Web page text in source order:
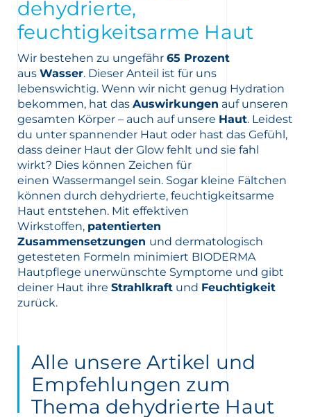
Partner Apotheke in Ihrer Nähe
dehydrierte,
feuchtigkeitsarme Haut
Wir bestehen zu ungefähr 65 Prozent
aus Wasser. Dieser Anteil ist für uns
lebenswichtig. Wenn wir nicht genug Hydration
bekommen, hat das Auswirkungen auf unseren
gesamten Körper – auch auf unsere Haut. Leidest
du unter spannender Haut oder hast das Gefühl,
dass deiner Haut der Glow fehlt und sie fahl
wirkt? Dies können Zeichen für
einen Wassermangel sein. Sogar kleine Fältchen
können durch dehydrierte, feuchtigkeitsarme
Haut entstehen. Mit effektiven
Wirkstoffen, patentierten
Zusammensetzungen und dermatologisch
getesteten Formeln minimiert BIODERMA
Hautpflege unerwünschte Symptome und gibt
deiner Haut ihre Strahlkraft und Feuchtigkeit
zurück.
Alle unsere Artikel und
Empfehlungen zum
Thema dehydrierte Haut